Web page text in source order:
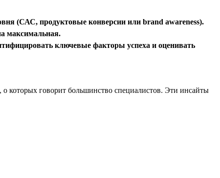
(САС, продуктовые конверсии или brand awareness).
максимальная.
ключевые факторы успеха и оценивать
которых говорит большинство специалистов. Эти инсайты